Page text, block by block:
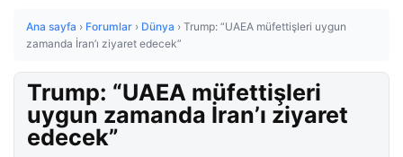
Ana sayfa › Forumlar › Dünya › Trump: “UAEA müfettişleri uygun
zamanda İran’ı ziyaret edecek”
Trump: “UAEA müfettişleri
uygun zamanda İran’ı ziyaret
edecek”